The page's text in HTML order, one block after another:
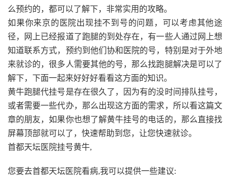
么预约的，都可以了解下，非常实用的攻略。
如果你来京的医院出现挂不到号的问题，可以考虑其他途
径，网上已经报道了跑腿的到处存在，有一些人通过网上想
知道联系方式，预约到他们协和医院的号，特别是对于外地
来就诊的，很多人需要其他的号，那么找跑腿解决是可以了
解下，下面一起来好好好看看这方面的知识。
黄牛跑腿代挂号是存在很久了，因为有的没时间排队挂号，
或者需要一些代办，那么出现这方面的需求，所以看这篇文
章的朋友，如果你也想了解黄牛挂号的电话的，那么直接找
屏幕顶部就可以了，快速帮助到您，让您快速就诊。
首都天坛医院挂号黄牛,
您要去首都天坛医院看病,我可以提供一些建议: